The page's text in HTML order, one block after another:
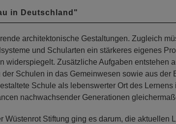
in Deutschland"
architektonische Gestaltungen. Zugleich
und Schularten ein stärkeres eigenes
Zusätzliche Aufgaben entstehen
Schulen in das Gemeinwesen sowie aus der
Schule als lebenswerter Ort des Lernens
nachwachsender Generationen
Wüstenrot Stiftung ging es darum, die aktuellen